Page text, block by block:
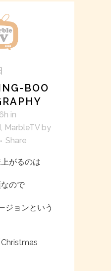
BOO
in
MarbleTV by
Share
がるのは
ので
ジョンという